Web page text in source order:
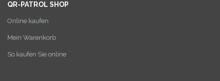
QR-PATROL SHOP
Online kaufen
Mein Warenkorb
So kaufen Sie online